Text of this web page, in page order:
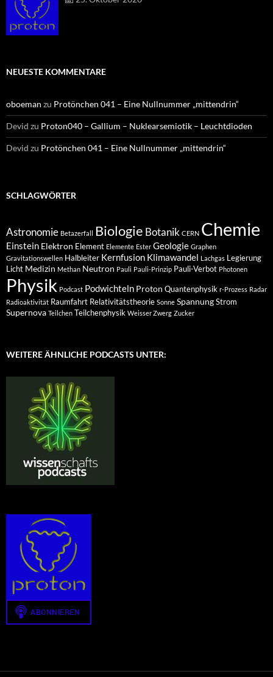
NEUESTE KOMMENTARE
oboeman zu Protönchen 041 – Eine Nullnummer „mittendrin“
Devid zu Proton040 – Gallium – Nuklearsemiotik – Leuchtdioden
Devid zu Protönchen 041 – Eine Nullnummer „mittendrin“
SCHLAGWÖRTER
Astronomie Betazerfall Biologie Botanik CERN Chemie
Einstein Elektron Element Elemente Ester Geologie Graphen
Gravitationswellen Halbleiter Kernfusion Klimawandel Lachgas Legierung
Licht Medizin Methan Neutron Pauli Pauli-Prinzip Pauli-Verbot Photonen
Physik Podcast Podwichteln Proton Quantenphysik r-Prozess Radar
Radioaktivität Raumfahrt Relativitätstheorie Sonne Spannung Strom
Supernova Teilchen Teilchenphysik Weisser Zwerg Zucker
WEITERE ÄHNLICHE PODCASTS UNTER: